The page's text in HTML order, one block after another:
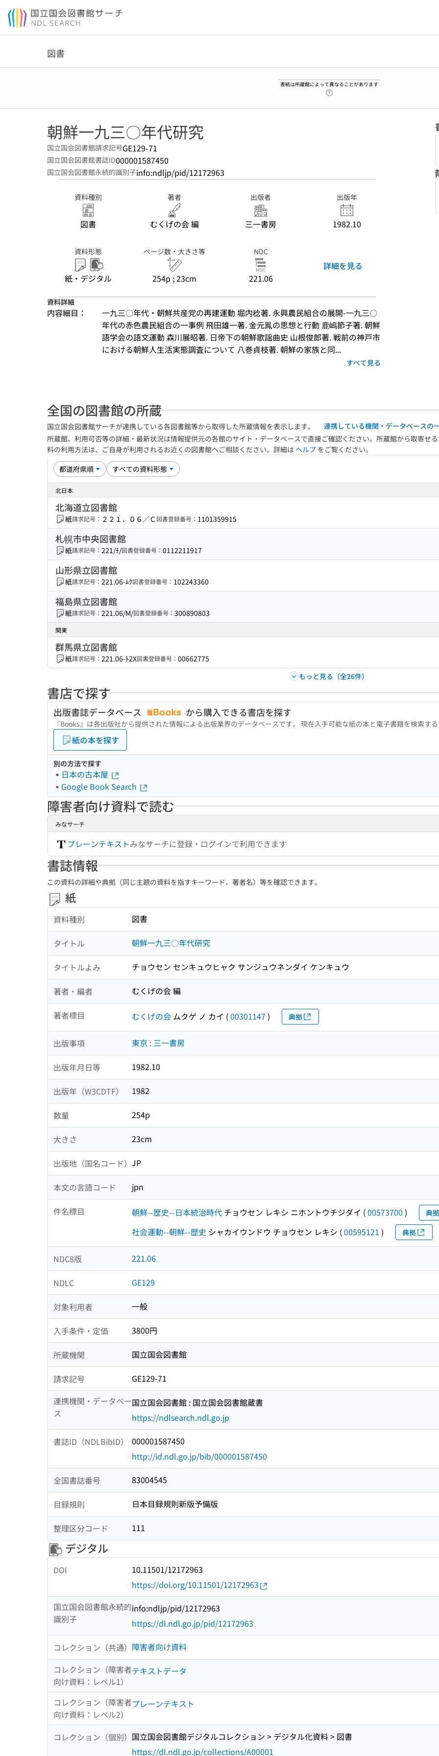
本文へ移動
図書
表紙は所蔵館によって異なることがあります
朝鮮一九三〇年代研究
国立国会図書館請求記号GE129-71
国立国会図書館書誌ID000001587450
国立国会図書館永続的識別子info:ndljp/pid/12172963
資料種別
図書
著者
むくげの会 編
出版者
三一書房
出版年
1982.10
資料形態
紙・デジタル
ページ数・大きさ等
254p ; 23cm
NDC
221.06
詳細を見る
資料詳細
内容細目：
一九三〇年代・朝鮮共産党の再建運動 堀内稔著. 永興農民組合の展開-一九三〇
年代の赤色農民組合の一事例 飛田雄一著. 金元鳳の思想と行動 鹿嶋節子著. 朝鮮
語学会の語文運動 森川展昭著. 日帝下の朝鮮歌謡曲史 山根俊郎著. 戦前の神戸市
における朝鮮人生活実態調査について 八巻貞枝著. 朝鮮の家族と同...
すべて見る
全国の図書館の所蔵
国立国会図書館サーチが連携している各図書館等から取得した所蔵情報を表示します。
連携している機関・データベースの
所蔵館、利用可否等の詳細・最新状況は情報提供元の各館のサイト・データベースで直接ご確認ください。所蔵館から取寄せ
料の利用方法は、ご自身が利用されるお近くの図書館へご相談ください。詳細は ヘルプ をご覧ください。
北日本
北海道立図書館
紙請求記号： ２２１．０６／Ｃ図書登録番号： 1101359915
札幌市中央図書館
紙請求記号： 221/ﾁ/図書登録番号： 0112211917
山形県立図書館
紙請求記号： 221.06-ﾑｸ図書登録番号： 102243360
福島県立図書館
紙請求記号： 221.06/M/図書登録番号： 300890803
関東
群馬県立図書館
紙請求記号： 221.06-ﾄ2X図書登録番号： 00662775
もっと見る（全26件）
書店で探す
出版書誌データベース から購入できる書店を探す
『Books』は各出版社から提供された情報による出版業界のデータベースです。 現在入手可能な紙の本と電子書籍を検索す
紙の本を探す
別の方法で探す
日本の古本屋
Google Book Search
障害者向け資料で読む
みなサーチ
プレーンテキストみなサーチに登録・ログインで利用できます
書誌情報
この資料の詳細や典拠（同じ主題の資料を指すキーワード、著者名）等を確認できます。
紙
資料種別 図書
タイトル 朝鮮一九三〇年代研究
タイトルよみ チョウセン センキュウヒャク サンジュウネンダイ ケンキュウ
著者・編者 むくげの会 編
著者標目 むくげの会 ムクゲ ノ カイ (00301147 ) 典拠
出版事項 東京 : 三一書房
出版年月日等 1982.10
出版年（W3CDTF） 1982
数量 254p
大きさ 23cm
出版地（国名コード） JP
本文の言語コード jpn
件名標目 朝鮮--歴史--日本統治時代 チョウセン レキシ ニホントウチジダイ (00573700 ) 典拠
社会運動--朝鮮--歴史 シャカイウンドウ チョウセン レキシ (00595121 ) 典拠
NDC8版 221.06
NDLC GE129
対象利用者 一般
入手条件・定価 3800円
所蔵機関 国立国会図書館
請求記号
GE129-71
連携機関・データベー
ス
国立国会図書館 : 国立国会図書館蔵書
https://ndlsearch.ndl.go.jp
書誌ID（NDLBibID）
000001587450
http://id.ndl.go.jp/bib/000001587450
全国書誌番号 83004545
目録規則 日本目録規則新版予備版
整理区分コード 111
デジタル
DOI
10.11501/12172963
https://doi.org/10.11501/12172963
国立国会図書館永続的
識別子
info:ndljp/pid/12172963
https://dl.ndl.go.jp/pid/12172963
コレクション（共通） 障害者向け資料
コレクション（障害者
向け資料：レベル1）
テキストデータ
コレクション（障害者
向け資料：レベル2）
プレーンテキスト
コレクション（個別） 国立国会図書館デジタルコレクション > デジタル化資料 > 図書
https://dl.ndl.go.jp/collections/A00001